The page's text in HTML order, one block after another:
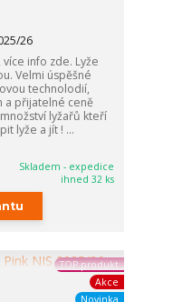
26
info zde. Lyže
Velmi úspěšné
technolodií,
a přijatelné ceně
lyžařů kteří
lyže a jít ! ...
Skladem - expedice
ihned 32 ks
TOP produkt
Akce
Novinka